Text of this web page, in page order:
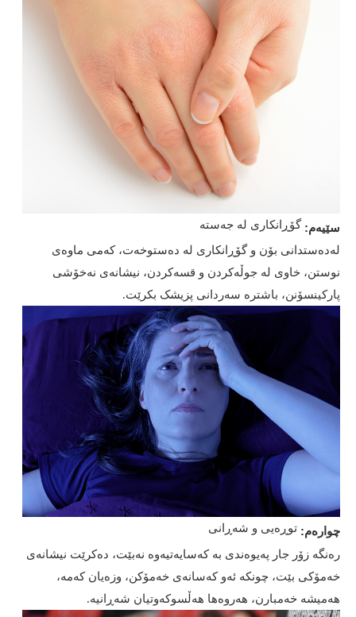
سێیەم: گۆڕانکاری لە جەستە
لەدەستدانی بۆن و گۆڕانکاری لە دەستوخەت، کەمی ماوەی
نوستن، خاوی لە جوڵەکردن و قسەکردن، نیشانەی نەخۆشی
پارکینسۆنن، باشترە سەردانی پزیشک بکرێت.
چوارەم: توڕەیی و شەڕانی
رەنگە زۆر جار پەیوەندی بە کەسایەتیەوە نەبێت، دەکرێت نیشانەی
خەمۆکی بێت، چونکە ئەو کەسانەی خەمۆکن، وزەیان کەمە،
هەمیشە خەمبارن، هەروەها هەڵسوکەوتیان شەڕانیە.